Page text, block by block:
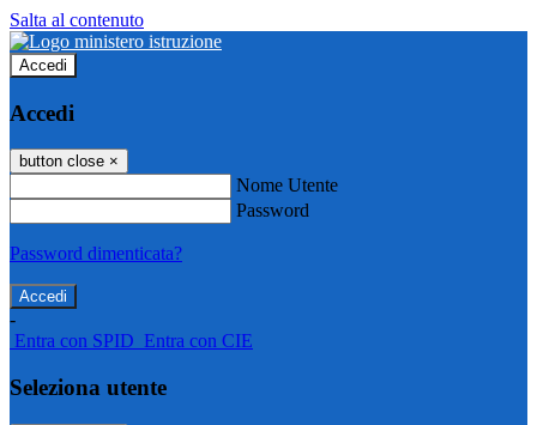
Salta al contenuto
Accedi
Accedi
button close ×
Nome Utente
Password
Password dimenticata?
-
Entra con SPID Entra con CIE
Seleziona utente